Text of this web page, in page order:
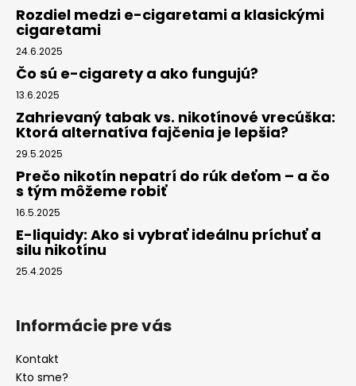
Rozdiel medzi e-cigaretami a klasickými
cigaretami
24.6.2025
Čo sú e-cigarety a ako fungujú?
13.6.2025
Zahrievaný tabak vs. nikotínové vrecúška:
Ktorá alternatíva fajčenia je lepšia?
29.5.2025
Prečo nikotín nepatrí do rúk deťom – a čo
s tým môžeme robiť
16.5.2025
E-liquidy: Ako si vybrať ideálnu príchuť a
silu nikotínu
25.4.2025
Informácie pre vás
Kontakt
Kto sme?